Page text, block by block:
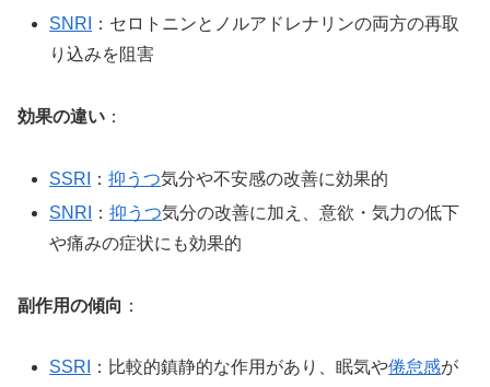
SNRI
：セロトニンとノルアドレナリンの両方の再取
り込みを阻害
効果の違い ：
SSRI ：抑うつ気分や不安感の改善に効果的
SNRI
：抑うつ気分の改善に加え、意欲・気力の低下
や痛みの症状にも効果的
副作用の傾向 ：
SSRI ：比較的鎮静的な作用があり、眠気や倦怠感が